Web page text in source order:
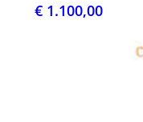
€ 1.100,00